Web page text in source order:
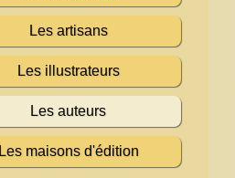
Les artisans
Les illustrateurs
Les auteurs
Les maisons d'édition